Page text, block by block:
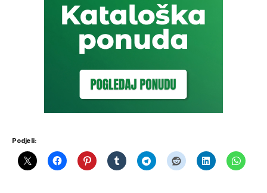
Podjeli: